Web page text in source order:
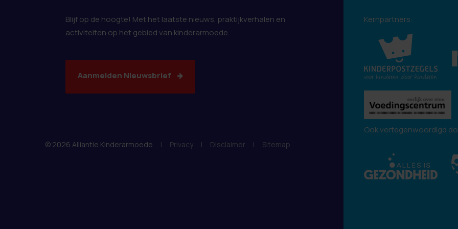
Blijf op de hoogte! Met het laatste nieuws, praktijkverhalen en
activiteiten op het gebied van kinderarmoede.
Aanmelden Nieuwsbrief
© 2026 Alliantie Kinderarmoede | Privacy | Disclaimer | Sitemap
Kernpartners:
Ook vertegenwoordigd